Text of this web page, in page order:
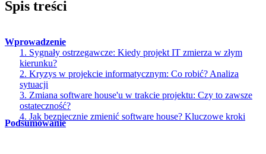
Spis treści
Wprowadzenie
1. Sygnały ostrzegawcze: Kiedy projekt IT zmierza w złym
kierunku?
2. Kryzys w projekcie informatycznym: Co robić? Analiza
sytuacji
3. Zmiana software house'u w trakcie projektu: Czy to zawsze
ostateczność?
4. Jak bezpiecznie zmienić software house? Kluczowe kroki
Podsumowanie